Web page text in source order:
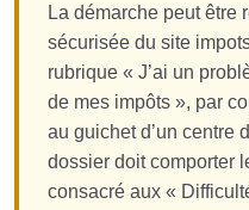
La démarche peut être
sécurisée du site
rubrique « J’ai un
de mes impôts », par
au guichet d’un centre
dossier doit comporter
consacré aux «